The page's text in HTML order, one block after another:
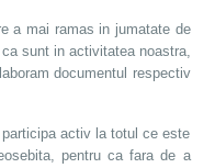
a mai ramas in jumatate de
sunt in activitatea noastra,
documentul respectiv
activ la totul ce este
pentru ca fara de a